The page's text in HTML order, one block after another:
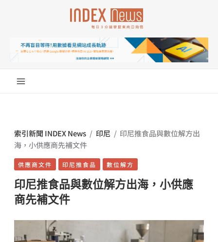
索引新聞 INDEX News / 印尼 / 印尼推食品與數位解方出
海，小供應商先補文件
供應商文件 印尼推食品 數位解方
印尼推食品與數位解方出海，小供應
商先補文件